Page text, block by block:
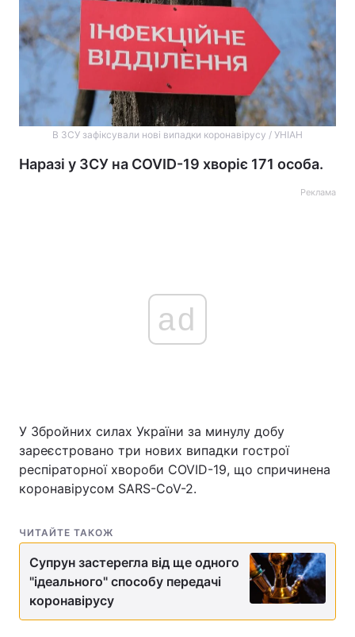
В ЗСУ зафіксували нові випадки коронавірусу / УНІАН
Наразі у ЗСУ на COVID-19 хворіє 171 особа.
Реклама
ad
У Збройних силах України за минулу добу
зареєстровано три нових випадки гострої
респіраторної хвороби COVID-19, що спричинена
коронавірусом SARS-CoV-2.
ЧИТАЙТЕ ТАКОЖ
Супрун застерегла від ще одного
"ідеального" способу передачі
коронавірусу